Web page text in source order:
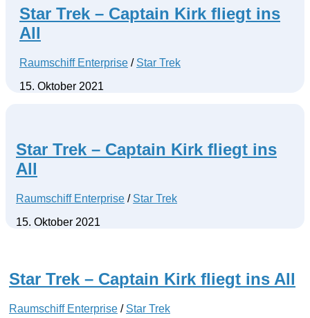
Star Trek – Captain Kirk fliegt ins
All
Raumschiff Enterprise / Star Trek
15. Oktober 2021
Star Trek – Captain Kirk fliegt ins
All
Raumschiff Enterprise / Star Trek
15. Oktober 2021
Star Trek – Captain Kirk fliegt ins All
Raumschiff Enterprise / Star Trek